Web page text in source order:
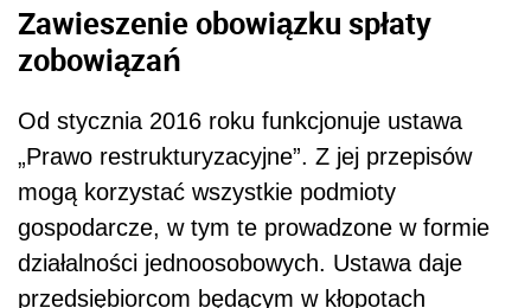
Zawieszenie obowiązku spłaty
zobowiązań
Od stycznia 2016 roku funkcjonuje ustawa
„Prawo restrukturyzacyjne”. Z jej przepisów
mogą korzystać wszystkie podmioty
gospodarcze, w tym te prowadzone w formie
działalności jednoosobowych. Ustawa daje
przedsiębiorcom będącym w kłopotach